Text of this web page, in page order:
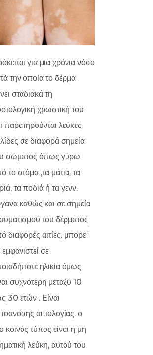
για μια χρόνια νόσο
την οποία το δέρμα
σταδιακά τη
χρωστική του
παρατηρούνται λεύκες
σε διαφορά σημεία
σώματος όπως γύρω
το στόμα ,τα μάτια, τα
τα ποδιά ή τα γενν.
καθώς και σε σημεία
του δέρματος
διαφορές αιτίες. μπορεί
εμφανιστεί σε
ηλικία όμως
συχνότερη μεταξύ 10
30 ετών . Είναι
αιτιολογίας. ο
κοινός τύπος είναι η μη
λεύκη, αυτού του